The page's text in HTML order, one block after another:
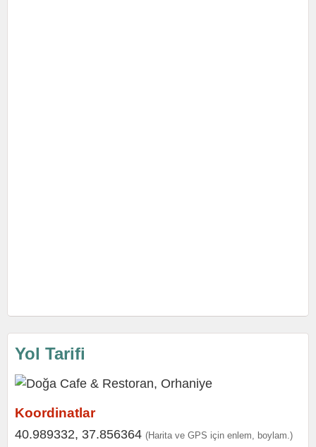
Yol Tarifi
Koordinatlar
40.989332, 37.856364 (Harita ve GPS için enlem, boylam.)